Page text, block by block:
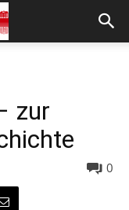
zur
0